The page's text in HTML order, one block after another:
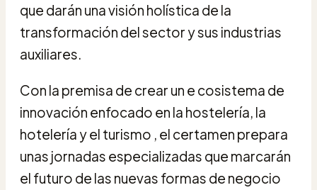
que darán una visión holística de la
transformación del sector y sus industrias
auxiliares.
Con la premisa de crear un e cosistema de
innovación enfocado en la hostelería, la
hotelería y el turismo , el certamen prepara
unas jornadas especializadas que marcarán
el futuro de las nuevas formas de negocio